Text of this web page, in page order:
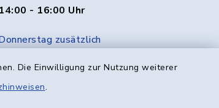
Die Einwilligung zur Nutzung weiterer
.
14:00 - 16:00 Uhr
zusätzlich